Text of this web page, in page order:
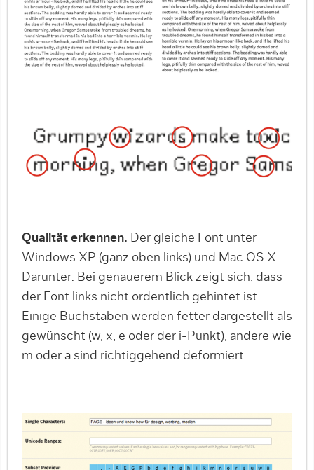
Qualität erkennen. Der gleiche Font unter
Windows XP (ganz oben links) und Mac OS X.
Darunter: Bei genauerem Blick zeigt sich, dass
der Font links nicht ordentlich gehintet ist.
Einige Buchstaben werden fetter dargestellt als
gewünscht (w, x, e oder der i-Punkt), andere wie
m oder a sind richtiggehend deformiert.